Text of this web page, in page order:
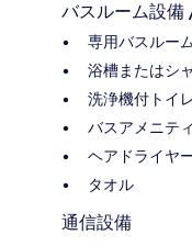
バスルーム設備
専用バスルー
浴槽またはシ
洗浄機付トイ
バスアメニテ
ヘアドライヤ
タオル
通信設備